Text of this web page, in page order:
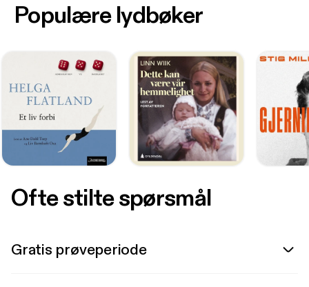
Populære lydbøker
Ofte stilte spørsmål
Gratis prøveperiode